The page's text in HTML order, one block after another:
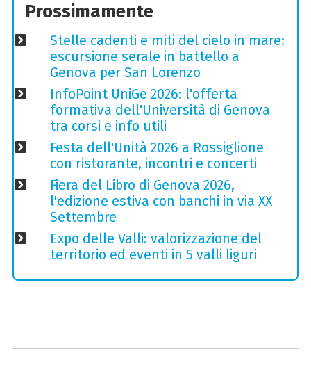
Prossimamente
Stelle cadenti e miti del cielo in mare:
escursione serale in battello a
Genova per San Lorenzo
InfoPoint UniGe 2026: l'offerta
formativa dell'Università di Genova
tra corsi e info utili
Festa dell'Unità 2026 a Rossiglione
con ristorante, incontri e concerti
Fiera del Libro di Genova 2026,
l'edizione estiva con banchi in via XX
Settembre
Expo delle Valli: valorizzazione del
territorio ed eventi in 5 valli liguri